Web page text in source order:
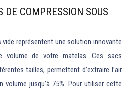
COMPRESSION SOUS
représentent une solution innovante
volume de votre matelas. Ces sacs
tailles, permettent d’extraire l’air
jusqu’à 75%. Pour utiliser cette